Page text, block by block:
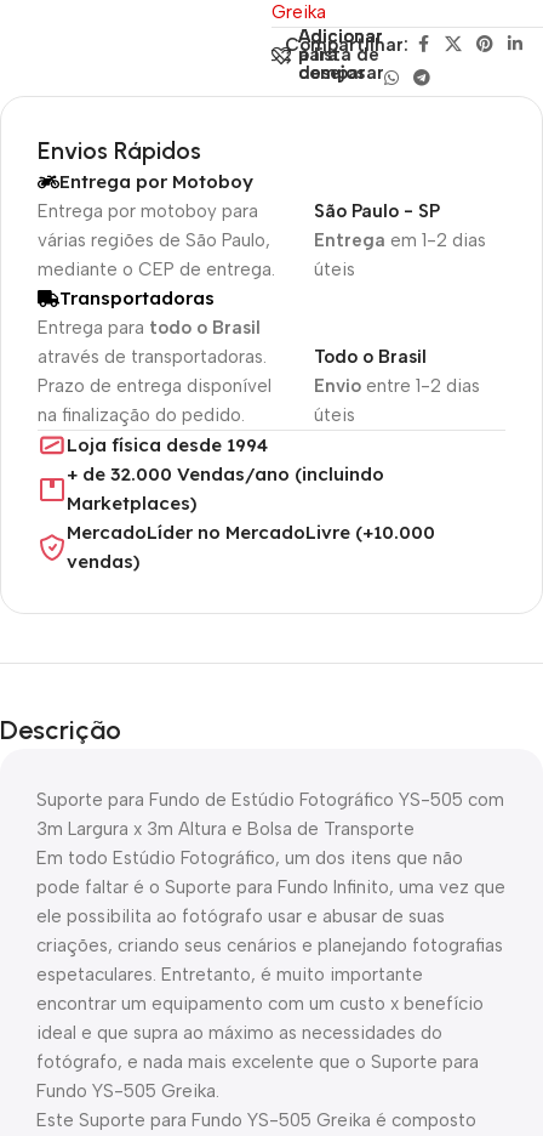
Greika
Adicionar
para
comparar
Adicionar
à lista de
desejos
Compartilhar:
Envios Rápidos
Entrega por Motoboy
Entrega por motoboy para
várias regiões de São Paulo,
mediante o CEP de entrega.
Entrega em 1-2 dias
úteis
São Paulo - SP
Transportadoras
Entrega para todo o Brasil
através de transportadoras.
Prazo de entrega disponível
na finalização do pedido.
Envioentre 1-2 dias
úteis
Todo o Brasil
Loja física desde 1994
+ de 32.000 Vendas/ano (incluindo
Marketplaces)
MercadoLíder no MercadoLivre (+10.000
vendas)
Descrição
Suporte para Fundo de Estúdio Fotográfico YS-505 com
3m Largura x 3m Altura e Bolsa de Transporte
Em todo Estúdio Fotográfico, um dos itens que não
pode faltar é o Suporte para Fundo Infinito, uma vez que
ele possibilita ao fotógrafo usar e abusar de suas
criações, criando seus cenários e planejando fotografias
espetaculares. Entretanto, é muito importante
encontrar um equipamento com um custo x benefício
ideal e que supra ao máximo as necessidades do
fotógrafo, e nada mais excelente que o Suporte para
Fundo YS-505 Greika.
Este Suporte para Fundo YS-505 Greika é composto